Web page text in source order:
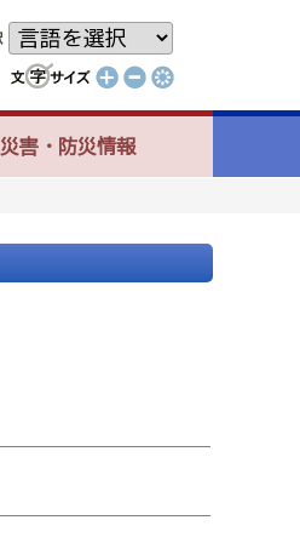
災害・防災情報